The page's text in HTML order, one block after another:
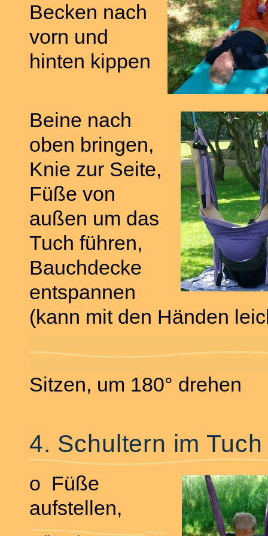
Becken nach
vorn und
hinten kippen
Beine nach
oben bringen,
Knie zur Seite,
Füße von
außen um das
Tuch führen,
Bauchdecke
entspannen
(kann mit den Händen
Sitzen, um 180° drehen
4. Schultern im Tuch
o Füße
aufstellen,